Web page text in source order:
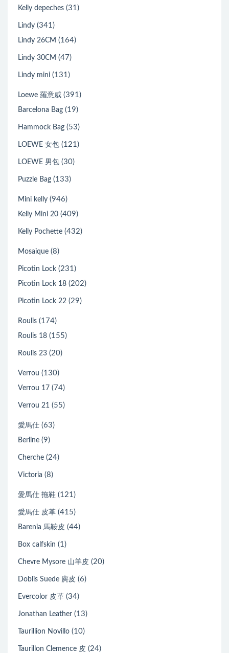
Kelly depeches (31)
Lindy (341)
Lindy 26CM (164)
Lindy 30CM (47)
Lindy mini (131)
Loewe 羅意威 (391)
Barcelona Bag (19)
Hammock Bag (53)
LOEWE 女包 (121)
LOEWE 男包 (30)
Puzzle Bag (133)
Mini kelly (946)
Kelly Mini 20 (409)
Kelly Pochette (432)
Mosaique (8)
Picotin Lock (231)
Picotin Lock 18 (202)
Picotin Lock 22 (29)
Roulis (174)
Roulis 18 (155)
Roulis 23 (20)
Verrou (130)
Verrou 17 (74)
Verrou 21 (55)
愛馬仕 (63)
Berline (9)
Cherche (24)
Victoria (8)
愛馬仕 拖鞋 (121)
愛馬仕 皮革 (415)
Barenia 馬鞍皮 (44)
Box calfskin (1)
Chevre Mysore 山羊皮 (20)
Doblis Suede 麂皮 (6)
Evercolor 皮革 (34)
Jonathan Leather (13)
Taurillion Novillo (10)
Taurillon Clemence 皮 (24)